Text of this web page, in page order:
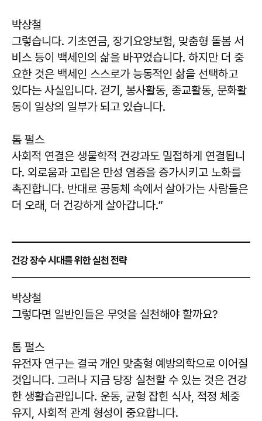
박상철
그렇습니다. 기초연금, 장기요양보험, 맞춤형 돌봄 서
비스 등이 백세인의 삶을 바꾸었습니다. 하지만 더 중
요한 것은 백세인 스스로가 능동적인 삶을 선택하고
있다는 사실입니다. 걷기, 봉사활동, 종교활동, 문화활
동이 일상의 일부가 되고 있습니다.
톰 펄스
사회적 연결은 생물학적 건강과도 밀접하게 연결됩니
다. 외로움과 고립은 만성 염증을 증가시키고 노화를
촉진합니다. 반대로 공동체 속에서 살아가는 사람들은
더 오래, 더 건강하게 살아갑니다.”
건강 장수 시대를 위한 실천 전략
박상철
그렇다면 일반인들은 무엇을 실천해야 할까요?
톰 펄스
유전자 연구는 결국 개인 맞춤형 예방의학으로 이어질
것입니다. 그러나 지금 당장 실천할 수 있는 것은 건강
한 생활습관입니다. 운동, 균형 잡힌 식사, 적정 체중
유지, 사회적 관계 형성이 중요합니다.